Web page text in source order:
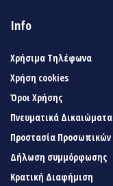
Info
Χρήσιμα Τηλέφωνα
Χρήση cookies
Όροι Χρήσης
Πνευματικά Δικαιώματα
Προστασία
Δήλωση συμμόρφωσης
Κρατική Διαφήμιση